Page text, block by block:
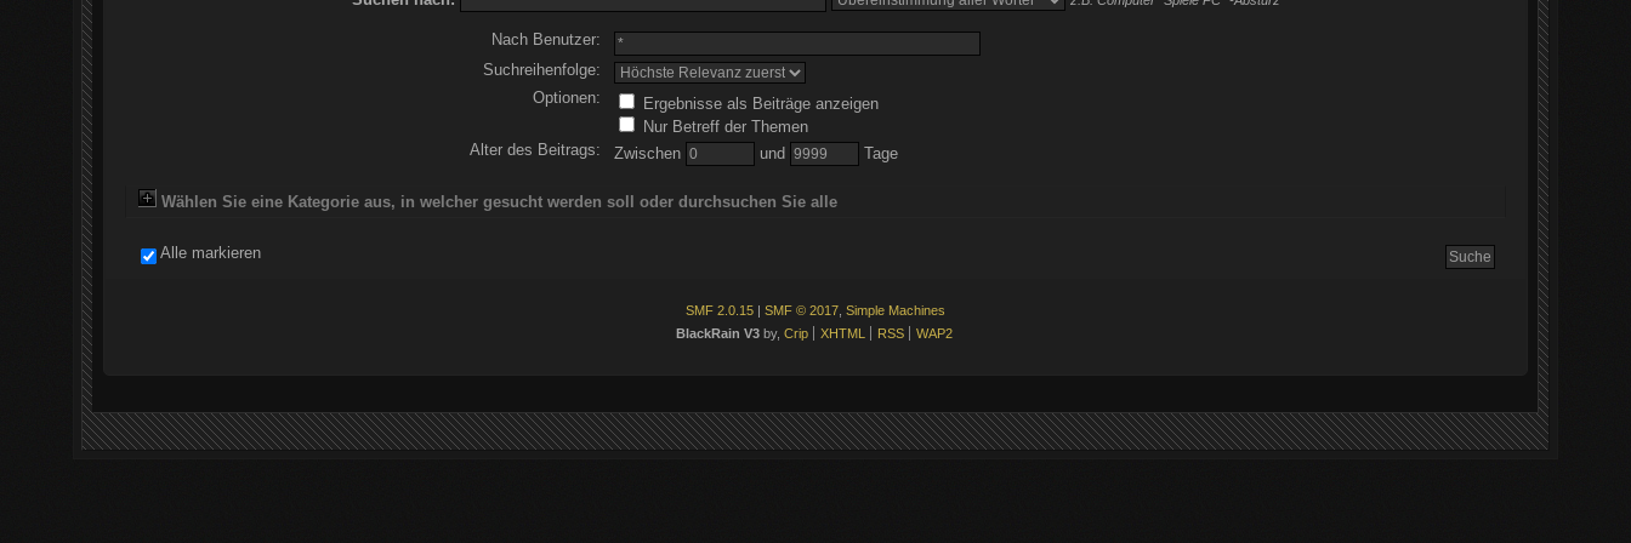
Nach Benutzer:
Suchreihenfolge:
Optionen:
Ergebnisse als Beiträge anzeigen
Nur Betreff der Themen
Alter des Beitrags:
Zwischen und Tage
Wählen Sie eine Kategorie aus, in welcher gesucht werden soll oder durchsuchen Sie alle
Alle markieren
SMF 2.0.15 | SMF © 2017 Simple Machines
BlackRain V3 by, Crip XHTML RSS WAP2